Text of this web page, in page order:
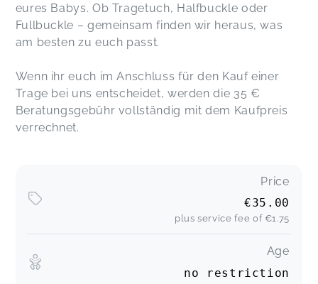
eures Babys. Ob Tragetuch, Halfbuckle oder
Fullbuckle – gemeinsam finden wir heraus, was
am besten zu euch passt.
Wenn ihr euch im Anschluss für den Kauf einer
Trage bei uns entscheidet, werden die 35 €
Beratungsgebühr vollständig mit dem Kaufpreis
verrechnet.
Price
€35.00
plus service fee of €1.75
Age
no restriction